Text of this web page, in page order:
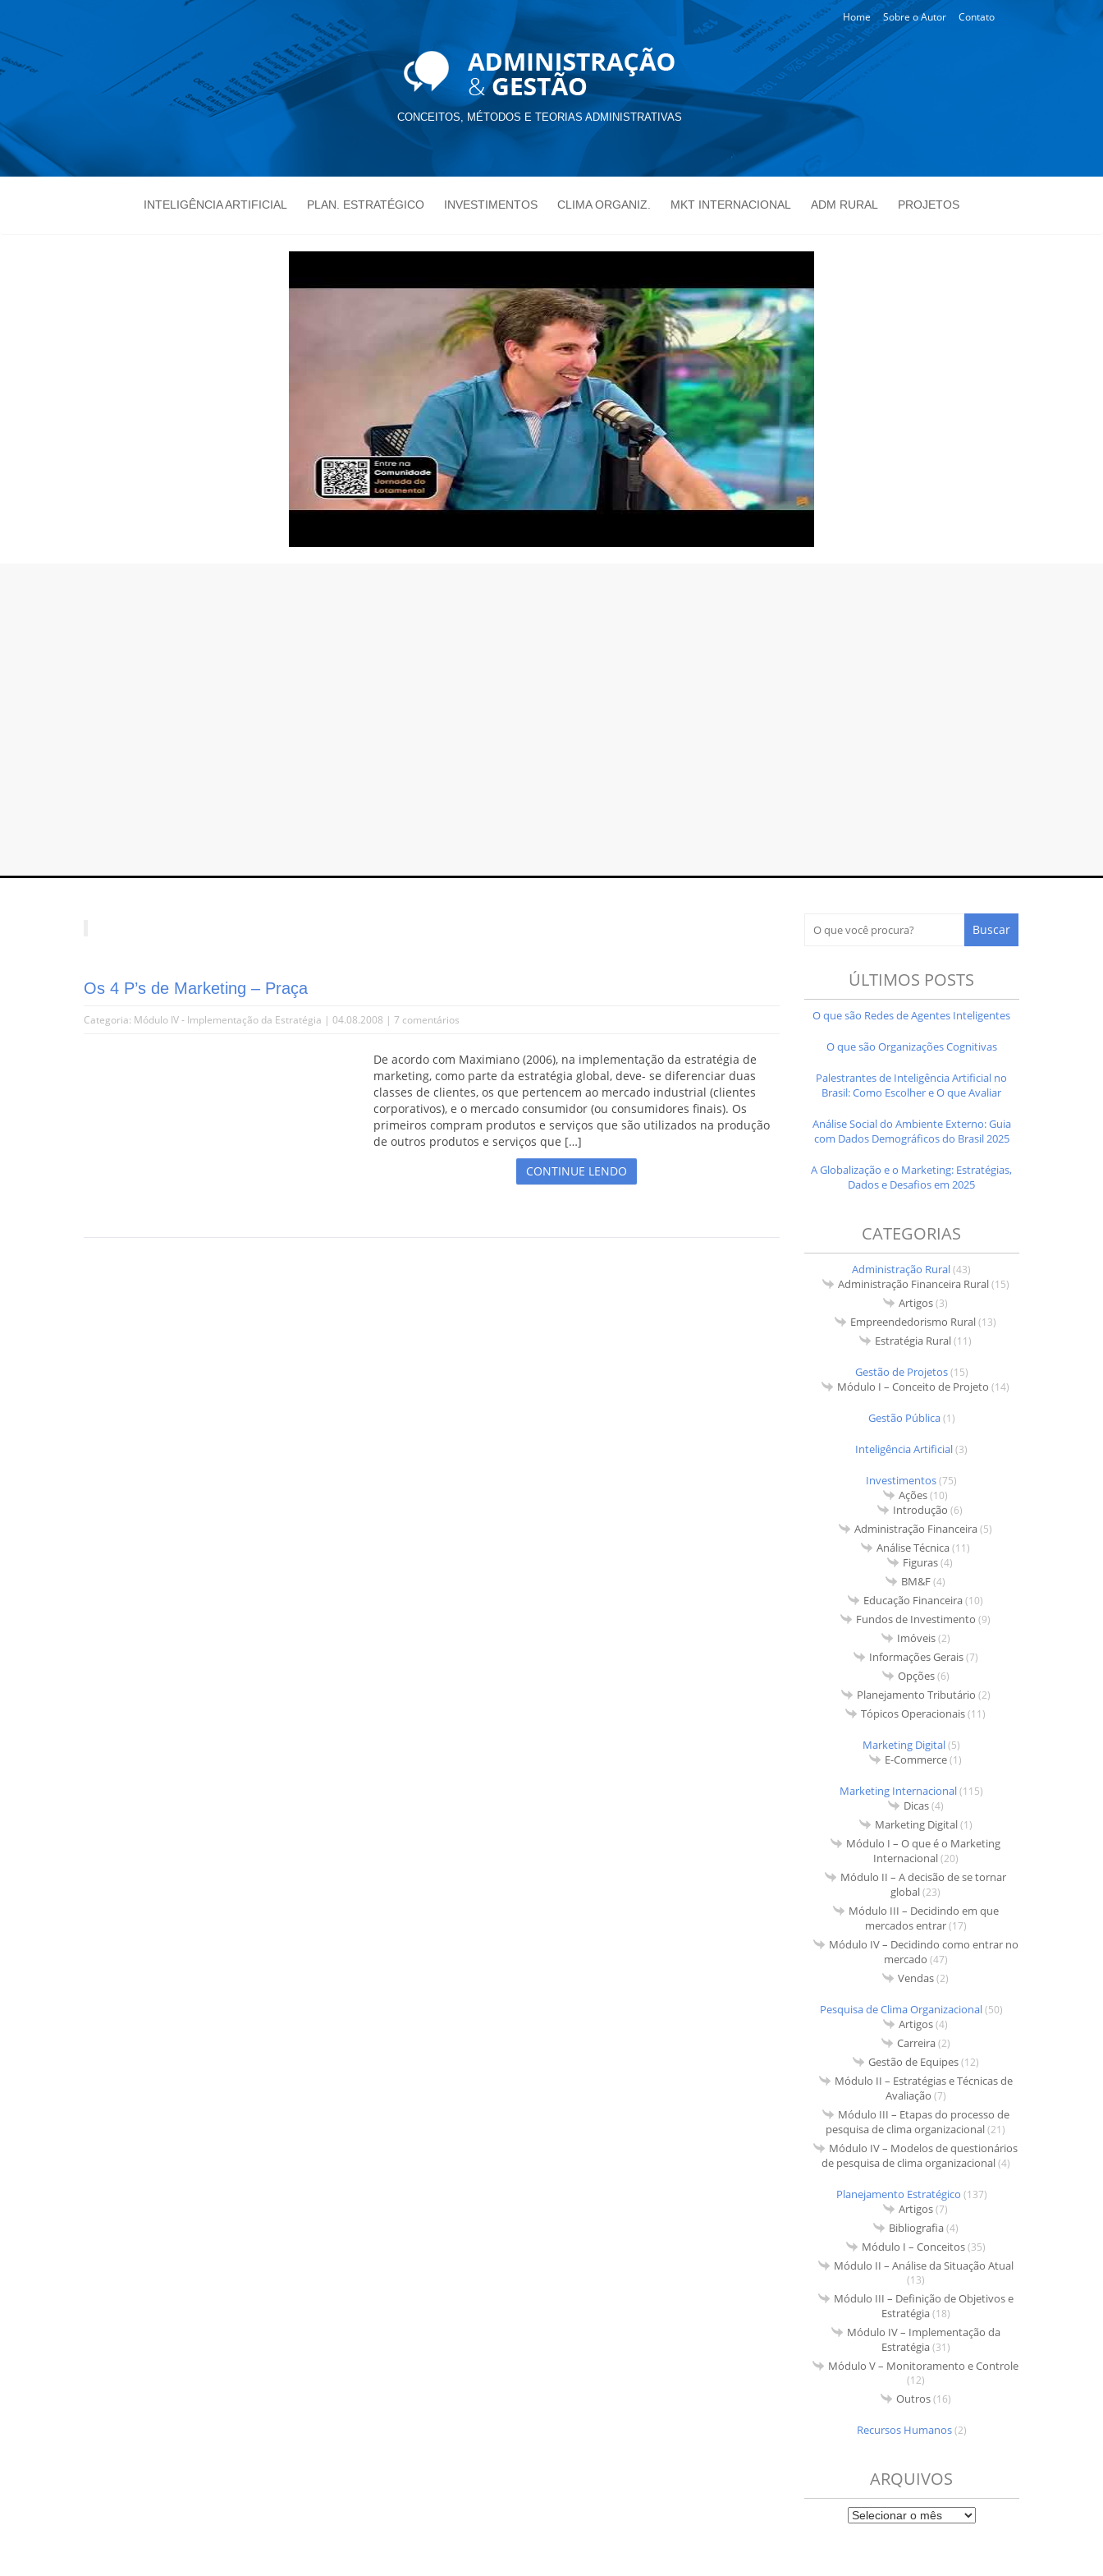
Home Sobre o Autor Contato
CONCEITOS, MÉTODOS E TEORIAS ADMINISTRATIVAS
INTELIGÊNCIA ARTIFICIAL PLAN. ESTRATÉGICO INVESTIMENTOS CLIMA ORGANIZ. MKT INTERNACIONAL ADM RURAL PROJETOS
Os 4 P’s de Marketing – Praça
Categoria: Módulo IV - Implementação da Estratégia | 04.08.2008 | 7 comentários
De acordo com Maximiano (2006), na implementação da estratégia de
marketing, como parte da estratégia global, deve- se diferenciar duas
classes de clientes, os que pertencem ao mercado industrial (clientes
corporativos), e o mercado consumidor (ou consumidores finais). Os
primeiros compram produtos e serviços que são utilizados na produção
de outros produtos e serviços que […]
CONTINUE LENDO
ÚLTIMOS POSTS
O que são Redes de Agentes Inteligentes
O que são Organizações Cognitivas
Palestrantes de Inteligência Artificial no
Brasil: Como Escolher e O que Avaliar
Análise Social do Ambiente Externo: Guia
com Dados Demográficos do Brasil 2025
A Globalização e o Marketing: Estratégias,
Dados e Desafios em 2025
CATEGORIAS
Administração Rural(43)
Administração Financeira Rural(15)
Artigos(3)
Empreendedorismo Rural(13)
Estratégia Rural(11)
Gestão de Projetos(15)
Módulo I – Conceito de Projeto (14)
Gestão Pública(1)
Inteligência Artificial(3)
Investimentos(75)
Ações(10)
Introdução (6)
Administração Financeira(5)
Análise Técnica(11)
Figuras(4)
BM&F(4)
Educação Financeira(10)
Fundos de Investimento (9)
Imóveis(2)
Informações Gerais(7)
Opções(6)
Planejamento Tributário (2)
Tópicos Operacionais(11)
Marketing Digital(5)
E-Commerce(1)
Marketing Internacional(115)
Dicas(4)
Marketing Digital(1)
Módulo I – O que é o Marketing
Internacional(20)
Módulo II – A decisão de se tornar
global(23)
Módulo III – Decidindo em que
mercados entrar(17)
Módulo IV – Decidindo como entrar no
mercado (47)
Vendas(2)
Pesquisa de Clima Organizacional(50)
Artigos(4)
Carreira(2)
Gestão de Equipes(12)
Módulo II – Estratégias e Técnicas de
Avaliação (7)
Módulo III – Etapas do processo de
pesquisa de clima organizacional(21)
Módulo IV – Modelos de questionários
de pesquisa de clima organizacional(4)
Planejamento Estratégico (137)
Artigos(7)
Bibliografia(4)
Módulo I – Conceitos(35)
Módulo II – Análise da Situação Atual
(13)
Módulo III – Definição de Objetivos e
Estratégia(18)
Módulo IV – Implementação da
Estratégia(31)
Módulo V – Monitoramento e Controle
(12)
Outros(16)
Recursos Humanos(2)
ARQUIVOS